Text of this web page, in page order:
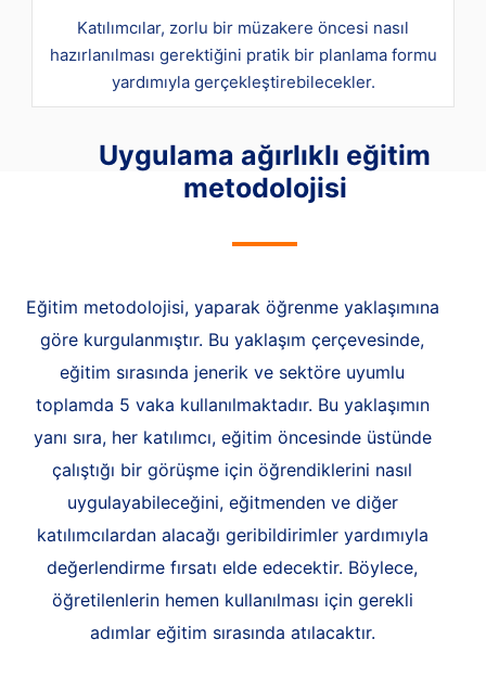
Katılımcılar, zorlu bir müzakere öncesi nasıl
hazırlanılması gerektiğini pratik bir planlama formu
yardımıyla gerçekleştirebilecekler.
Uygulama ağırlıklı eğitim
metodolojisi
Eğitim metodolojisi, yaparak öğrenme yaklaşımına
göre kurgulanmıştır. Bu yaklaşım çerçevesinde,
eğitim sırasında jenerik ve sektöre uyumlu
toplamda 5 vaka kullanılmaktadır. Bu yaklaşımın
yanı sıra, her katılımcı, eğitim öncesinde üstünde
çalıştığı bir görüşme için öğrendiklerini nasıl
uygulayabileceğini, eğitmenden ve diğer
katılımcılardan alacağı geribildirimler yardımıyla
değerlendirme fırsatı elde edecektir. Böylece,
öğretilenlerin hemen kullanılması için gerekli
adımlar eğitim sırasında atılacaktır.